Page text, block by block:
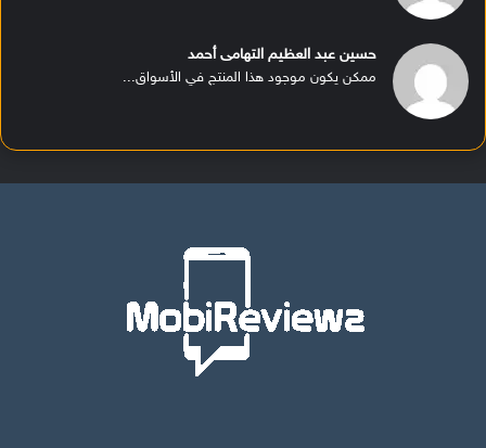
حسين عبد العظيم التهامى أحمد
ممكن يكون موجود هذا المنتج في الأسواق...